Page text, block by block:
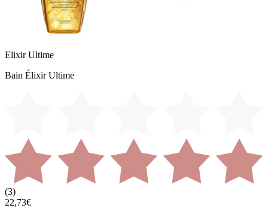
Elixir Ultime
Bain Élixir Ultime
(3)
22,73€